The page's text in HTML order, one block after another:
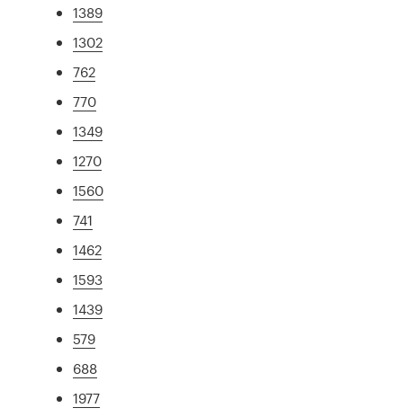
1389
1302
762
770
1349
1270
1560
741
1462
1593
1439
579
688
1977